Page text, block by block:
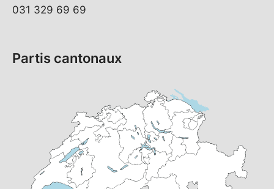
031 329 69 69
Partis cantonaux